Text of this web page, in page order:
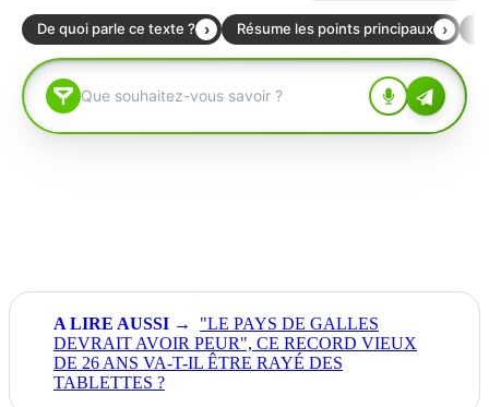
"LE PAYS DE GALLES
DEVRAIT AVOIR PEUR", CE RECORD VIEUX
DE 26 ANS VA-T-IL ÊTRE RAYÉ DES
TABLETTES ?